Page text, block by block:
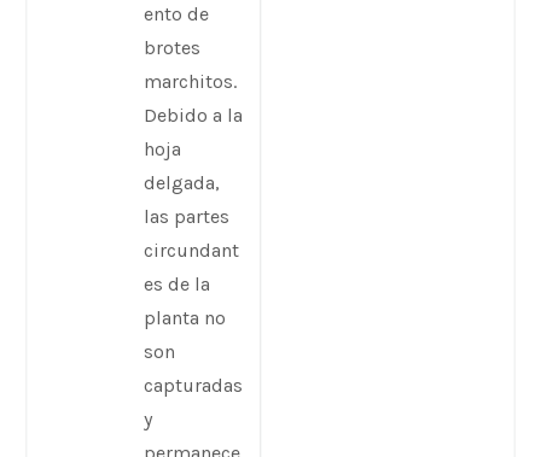
ento de
brotes
marchitos.
Debido a la
hoja
delgada,
las partes
circundant
es de la
planta no
son
capturadas
y